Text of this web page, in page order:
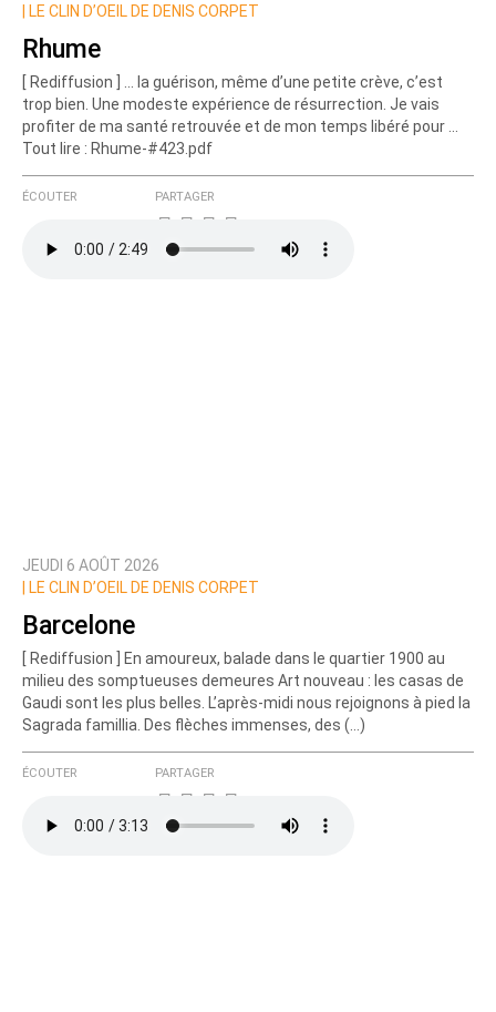
Nom
Courriel (non publié)
Ajoutez votre commentaire ici
Texte de votre message
Prévenez-moi de tous les nouveaux commentaires
LE CLIN D’OEIL DE DENIS CORPET
Rhume
[ Rediffusion ] ... la guérison, même d’une petite crève, c’est
trop bien. Une modeste expérience de résurrection. Je vais
profiter de ma santé retrouvée et de mon temps libéré pour ...
Tout lire : Rhume-#423.pdf
ÉCOUTER PARTAGER
JEUDI 6 AOÛT 2026
LE CLIN D’OEIL DE DENIS CORPET
Barcelone
[ Rediffusion ] En amoureux, balade dans le quartier 1900 au
milieu des somptueuses demeures Art nouveau : les casas de
Gaudi sont les plus belles. L’après-midi nous rejoignons à pied la
Sagrada famillia. Des flèches immenses, des (…)
ÉCOUTER PARTAGER